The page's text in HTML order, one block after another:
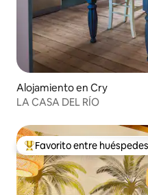
Alojamiento en Cry
LA CASA DEL RÍO
Favorito entre los
Favorito entre huéspedes